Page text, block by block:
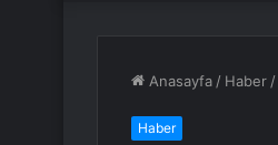
Anasayfa / Haber /
Haber